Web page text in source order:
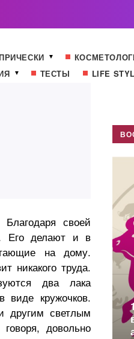
ТЕСТЫ LIFE
своей
Его делают и в
на дому.
никакого труда.
два лака
виде кружочков.
другим светлым
довольно
по
астролога